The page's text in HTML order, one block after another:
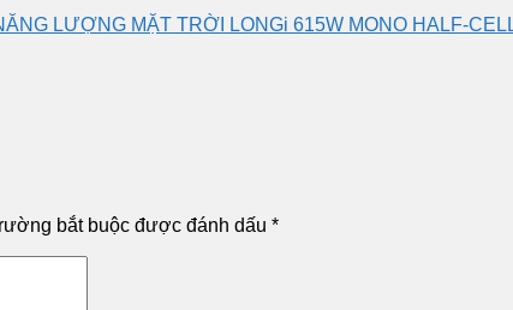
LƯỢNG MẶT TRỜI LONGi 615W MONO HALF-
bắt buộc được đánh dấu *